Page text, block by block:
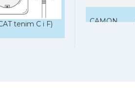
tenim C i F) CAMON